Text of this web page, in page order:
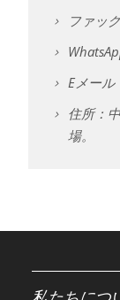
ファッ
Eメール
住所：
場。